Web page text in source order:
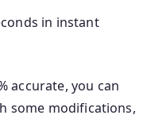
in instant
accurate, you can
some modifications,